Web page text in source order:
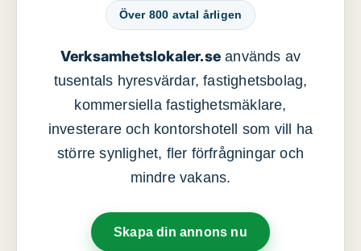
Över 800 avtal årligen
Verksamhetslokaler.se används av
tusentals hyresvärdar, fastighetsbolag,
kommersiella fastighetsmäklare,
investerare och kontorshotell som vill ha
större synlighet, fler förfrågningar och
mindre vakans.
Skapa din annons nu